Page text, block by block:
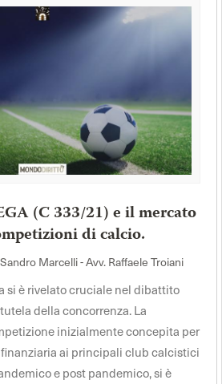
(C 333/21) e il mercato
di calcio.
Marcelli - Avv. Raffaele Troiani
si è rivelato cruciale nel dibattito
della concorrenza. La
inizialmente concepita per
ai principali club calcistici
e post pandemico, si è